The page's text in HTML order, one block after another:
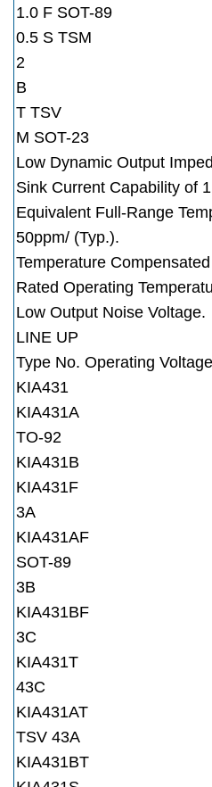
1.0 F SOT-89
0.5 S TSM
2
B
T TSV
M SOT-23
Low Dynamic Output
Sink Current Capability of
Equivalent Full-Range
50ppm/ (Typ.).
Temperature
Rated Operating
Low Output Noise Voltage.
LINE UP
Type No. Operating
KIA431
KIA431A
TO-92
KIA431B
KIA431F
3A
KIA431AF
SOT-89
3B
KIA431BF
3C
KIA431T
43C
KIA431AT
TSV 43A
KIA431BT